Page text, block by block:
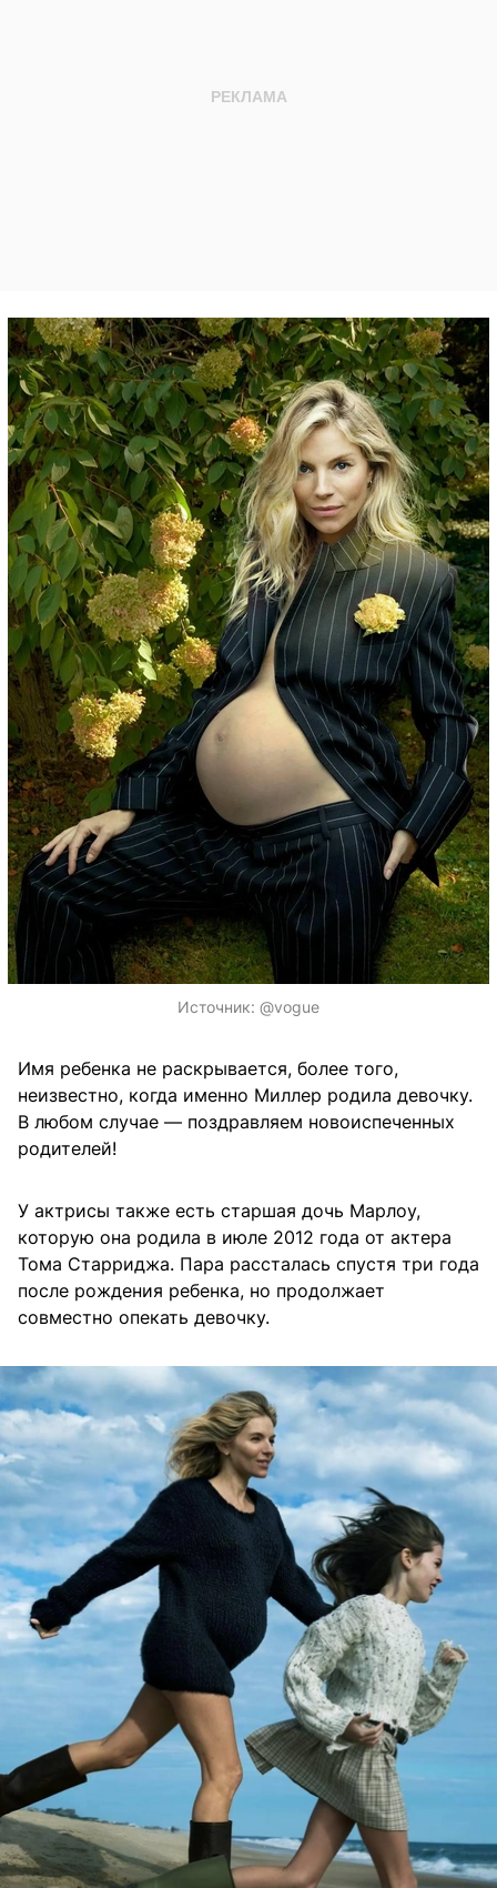
Источник: @vogue
Имя ребенка не раскрывается, более того,
неизвестно, когда именно Миллер родила девочку.
В любом случае — поздравляем новоиспеченных
родителей!
У актрисы также есть старшая дочь Марлоу,
которую она родила в июле 2012 года от актера
Тома Старриджа. Пара рассталась спустя три года
после рождения ребенка, но продолжает
совместно опекать девочку.